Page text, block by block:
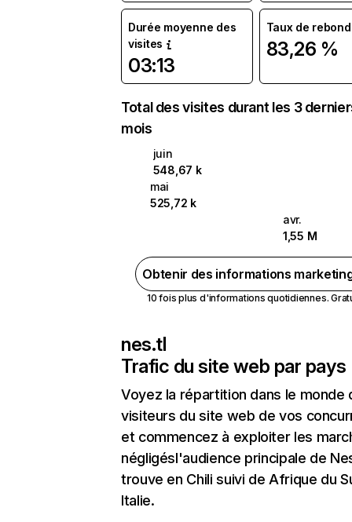
Durée moyenne des
visites
03:13
Taux de rebond
83,26 %
Total des visites durant les 3
mois
juin
548,67 k
mai
525,72 k
avr.
1,55 M
Obtenir des informations
10 fois plus d'informations quotidiennes.
nes.tl
Trafic du site web par pays
Voyez la répartition dans le monde
visiteurs du site web de vos
et commencez à exploiter les
négligésl'audience principale de
trouve en Chili suivi de Afrique du
Italie.